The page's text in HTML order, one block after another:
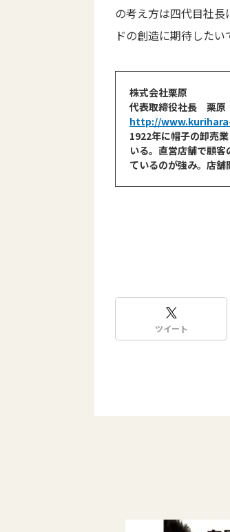
の考え方は四代目社
ドの創造に期待したい
株式会社栗原
代表取締役社長 栗
http://
1922年に帽子の卸売
いる。直営店舗で顧
ているのが強み。店舗
ツイート